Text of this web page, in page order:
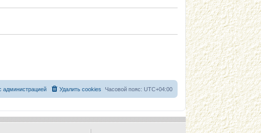
Часовой пояс: UTC+04:00
Удалить cookies
администрацией